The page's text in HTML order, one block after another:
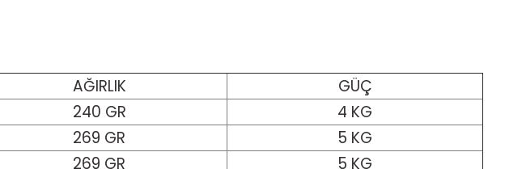
AĞIRLIK
GÜÇ
240 GR
4 KG
269 GR
5 KG
269 GR
5 KG